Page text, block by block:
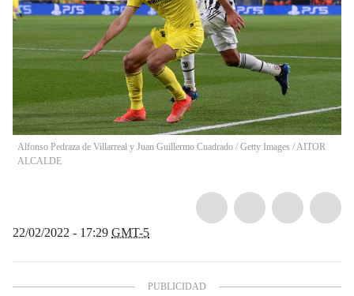
Alfonso Pedraza de Villarreal y Juan Guillermo Cuadrado / Getty Images /AITOR
ALCALDE
22/02/2022 - 17:29 GMT-5